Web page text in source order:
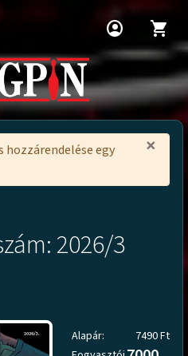
account_circle shopping_cart
×
egy
2026/3
Alapár:
7490 Ft